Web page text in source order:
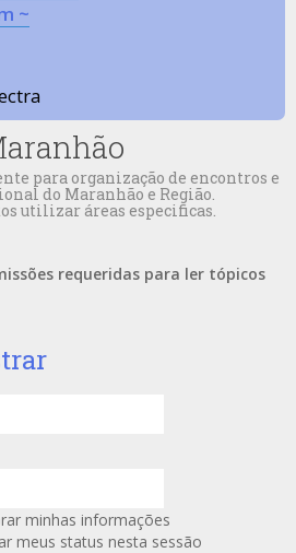
~
para organização de encontros e
do Maranhão e Região.
utilizar áreas especificas.
requeridas para ler tópicos
minhas informações
meus status nesta sessão